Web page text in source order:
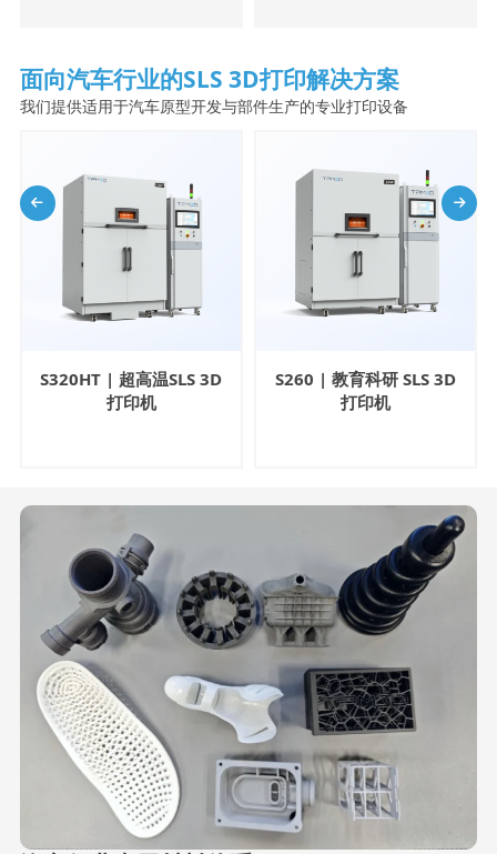
辆和1286.6万辆，产品出口
到70多个国家和地区。 在这
新与生产制造的重要力量。
盈普SLS选择性激光烧结3D打
印技术，凭借其独特优势，
正在从研发到生产的全流程
中赋能新能源汽车行业。 快
速原型件制造...
这些无人驾驶车辆自动化程
度高，能够有效减少人力投
起到保护人民财产安全的作
就来自无人驾驶车辆领域
——无人驾驶警车。位于迪
拜的自动驾驶车辆厂商
MicroPolis...
面向汽车行业的SLS 3D打印解决方案
我们提供适用于汽车原型开发与部件生产的专业打印设备
S320HT | 超高温SLS 3D
打印机
S260 | 教育科研 SLS 3D
打印机